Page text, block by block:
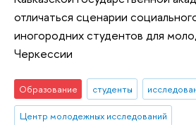
отличаться сценарии
иногородних студентов для
Черкессии
Образование студенты
Центр молодежных исследований